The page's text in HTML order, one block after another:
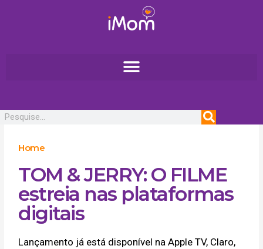
Home
TOM & JERRY: O FILME
estreia nas plataformas
digitais
Lançamento já está disponível na Apple TV, Claro,